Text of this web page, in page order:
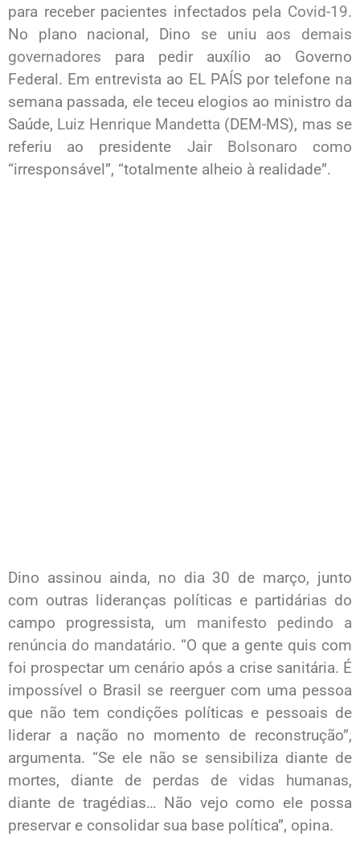
para receber pacientes infectados pela Covid-19.
No plano nacional, Dino se uniu aos demais
governadores para pedir auxílio ao Governo
Federal. Em entrevista ao EL PAÍS por telefone na
semana passada, ele teceu elogios ao ministro da
Saúde, Luiz Henrique Mandetta (DEM-MS), mas se
referiu ao presidente Jair Bolsonaro como
“irresponsável”, “totalmente alheio à realidade”.
Dino assinou ainda, no dia 30 de março, junto
com outras lideranças políticas e partidárias do
campo progressista, um manifesto pedindo a
renúncia do mandatário. “O que a gente quis com
foi prospectar um cenário após a crise sanitária. É
impossível o Brasil se reerguer com uma pessoa
que não tem condições políticas e pessoais de
liderar a nação no momento de reconstrução”,
argumenta. “Se ele não se sensibiliza diante de
mortes, diante de perdas de vidas humanas,
diante de tragédias… Não vejo como ele possa
preservar e consolidar sua base política”, opina.